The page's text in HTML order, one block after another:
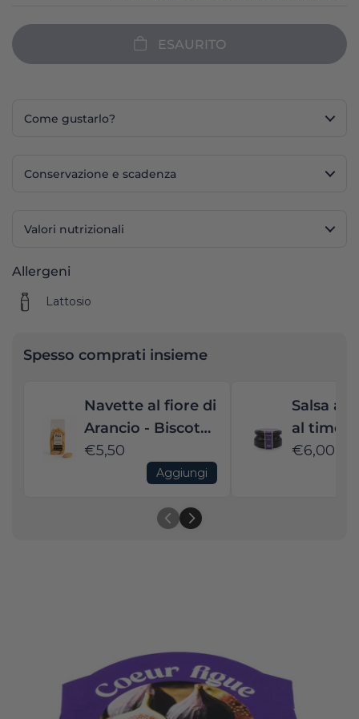
ESAURITO
Come gustarlo?
Conservazione e scadenza
Valori nutrizionali
Allergeni
Lattosio
Spesso comprati insieme
Navette al fiore di
Arancio - Biscotto
tipico provenzale
€5,50
Aggiungi
Salsa al
al timo
Ideale
€6,00